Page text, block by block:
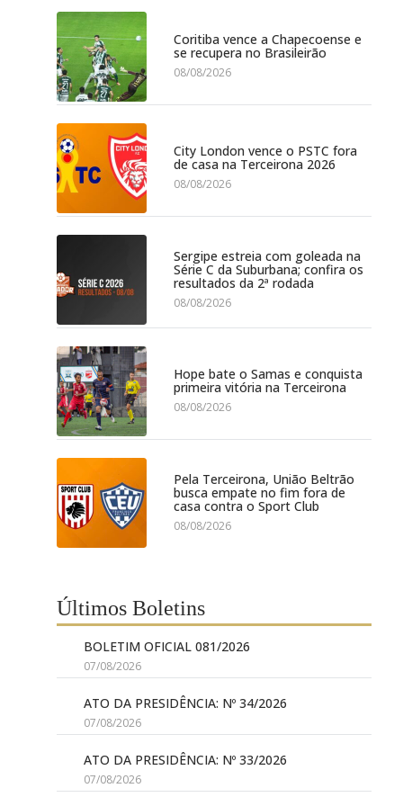
Coritiba vence a Chapecoense e
se recupera no Brasileirão
08/08/2026
City London vence o PSTC fora
de casa na Terceirona 2026
08/08/2026
Sergipe estreia com goleada na
Série C da Suburbana; confira os
resultados da 2ª rodada
08/08/2026
Hope bate o Samas e conquista
primeira vitória na Terceirona
08/08/2026
Pela Terceirona, União Beltrão
busca empate no fim fora de
casa contra o Sport Club
08/08/2026
Últimos Boletins
BOLETIM OFICIAL 081/2026
07/08/2026
ATO DA PRESIDÊNCIA: Nº 34/2026
07/08/2026
ATO DA PRESIDÊNCIA: Nº 33/2026
07/08/2026